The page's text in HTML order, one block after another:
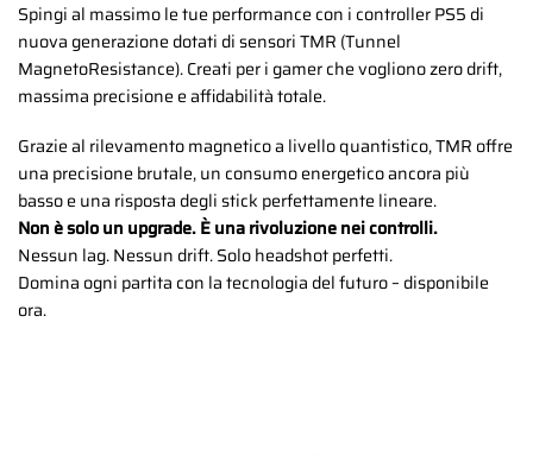
Spingi al massimo le tue performance con i controller PS5 di
nuova generazione dotati di sensori TMR (Tunnel
MagnetoResistance). Creati per i gamer che vogliono zero drift,
massima precisione e affidabilità totale.
Grazie al rilevamento magnetico a livello quantistico, TMR offre
una precisione brutale, un consumo energetico ancora più
basso e una risposta degli stick perfettamente lineare.
Non è solo un upgrade. È una rivoluzione nei controlli.
Nessun lag. Nessun drift. Solo headshot perfetti.
Domina ogni partita con la tecnologia del futuro – disponibile
ora.